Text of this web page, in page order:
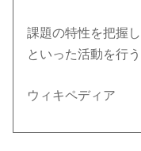
課題の特性を把握
といった活動を行
ウィキペディア